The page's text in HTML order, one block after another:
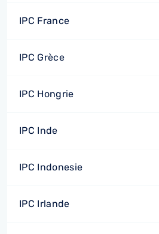
IPC France
IPC Grèce
IPC Hongrie
IPC Inde
IPC Indonesie
IPC Irlande